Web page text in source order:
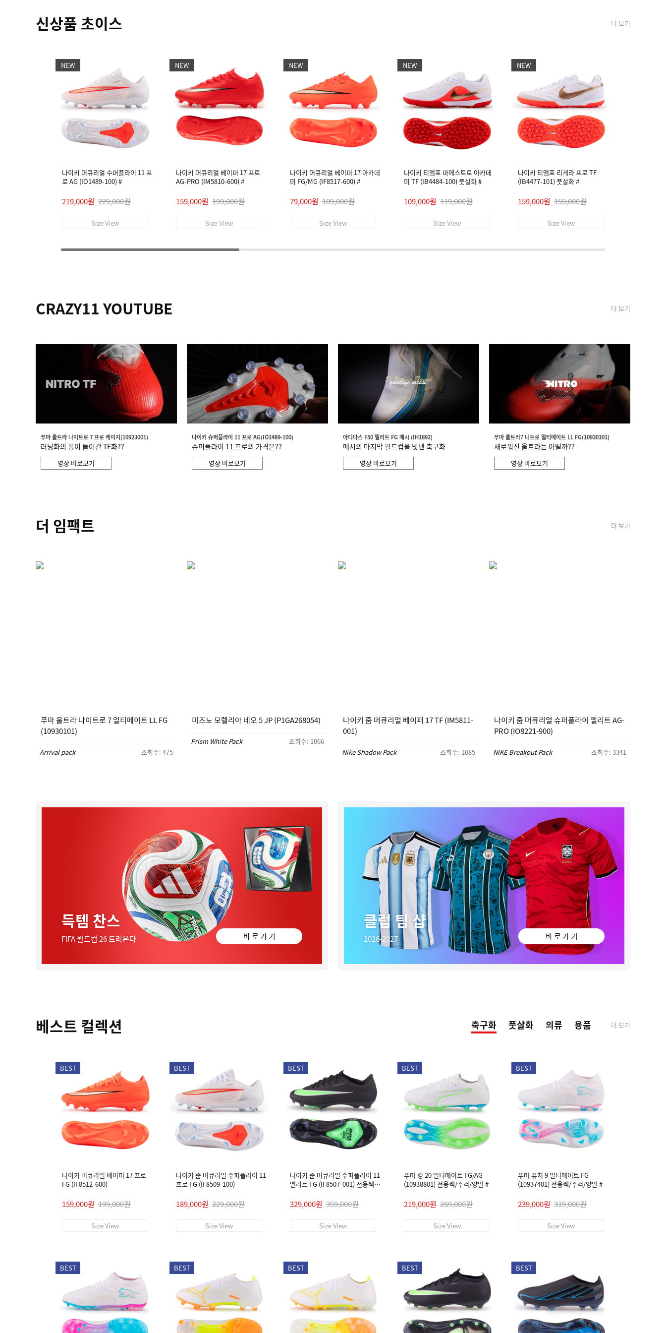
신상품 초이스 더 보기
NEW
나이키 머큐리얼 수퍼플라이 11 프
로 AG (IO1489-100) #
219,000원 229,000원
Size View
NEW
나이키 머큐리얼 베이퍼 17 프로
AG-PRO (IM5810-600) #
159,000원 199,000원
Size View
NEW
나이키 머큐리얼 베이퍼 17 아카데
미 FG/MG (IF8517-600) #
79,000원 109,000원
Size View
NEW
나이키 티엠포 마에스트로 아카데
미 TF (IB4484-100) 풋살화 #
109,000원 119,000원
Size View
NEW
나이키 티엠포 리게라 프로 TF
(IB4477-101) 풋살화 #
159,000원 159,000원
Size View
CRAZY11 YOUTUBE 더 보기
푸마 울트라 나이트로 7 프로 케이지(10923001)
러닝화의 폼이 들어간 TF화??
영상 바로보기
나이키 슈퍼플라이 11 프로 AG(IO1489-100)
슈퍼플라이 11 프로의 가격은??
영상 바로보기
아디다스 F50 엘리트 FG 메시 (IH1892)
메시의 마지막 월드컵을 빛낸 축구화
영상 바로보기
푸마 울트라7 니트로 얼티메이트 LL FG(10930101)
새로워진 울트라는 어떨까??
영상 바로보기
더 임팩트 더 보기
푸마 울트라 나이트로 7 얼티메이트 LL FG
(10930101)
Arrival pack 조회수: 475
미즈노 모렐리아 네오 5 JP (P1GA268054)
Prism White Pack 조회수: 1066
나이키 줌 머큐리얼 베이퍼 17 TF (IM5811-
001)
Nike Shadow Pack 조회수: 1085
나이키 줌 머큐리얼 슈퍼플라이 엘리트 AG-
PRO (IO8221-900)
NIKE Breakout Pack 조회수: 3341
득템 찬스
FIFA 월드컵 26 트리온다 바 로 가 기
클럽 팀 샵
2026-2027 바 로 가 기
베스트 컬렉션 축구화 풋살화 의류 용품 더 보기
BEST
나이키 머큐리얼 베이퍼 17 프로
FG (IF8512-600)
159,000원 199,000원
Size View
BEST
나이키 줌 머큐리얼 수퍼플라이 11
프로 FG (IF8509-100)
189,000원 229,000원
Size View
BEST
나이키 줌 머큐리얼 수퍼플라이 11
엘리트 FG (IF8507-001) 전용쌕/
329,000원 359,000원
Size View
BEST
푸마 킹 20 얼티메이트 FG/AG
(10938801) 전용쌕/주걱/양말 #
219,000원 269,000원
Size View
BEST
푸마 퓨처 9 얼티메이트 FG
(10937401) 전용쌕/주걱/양말 #
239,000원 319,000원
Size View
BEST BEST BEST BEST BEST